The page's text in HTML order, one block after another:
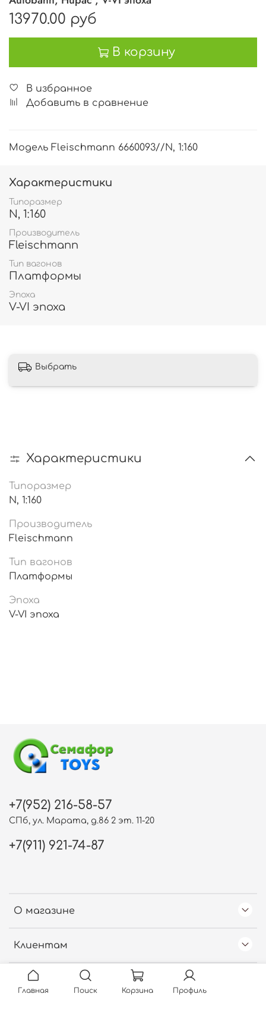
13970.00 руб
В корзину
В избранное
Добавить в сравнение
Модель Fleischmann 6660093//N, 1:160
Характеристики
Типоразмер
N, 1:160
Производитель
Fleischmann
Тип вагонов
Платформы
Эпоха
V-VI эпоха
Выбрать
Характеристики
Типоразмер
N, 1:160
Производитель
Fleischmann
Тип вагонов
Платформы
Эпоха
V-VI эпоха
О магазине
Клиентам
+7(952) 216-58-57
СПб, ул. Марата, д.86 2 эт. 11-20
+7(911) 921-74-87
Главная Поиск Корзина Профиль
Free Web Counter